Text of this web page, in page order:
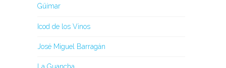
Güímar
Icod de los Vinos
José Miguel Barragán